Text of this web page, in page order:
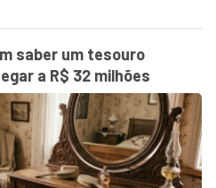
saber um tesouro
a R$ 32 milhões